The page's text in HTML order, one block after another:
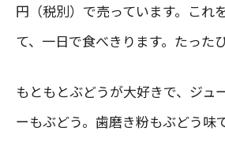
円（税別）で売っています。これ
て、一日で食べきります。たった
もともとぶどうが大好きで、ジュ
ーもぶどう。歯磨き粉もぶどう味で